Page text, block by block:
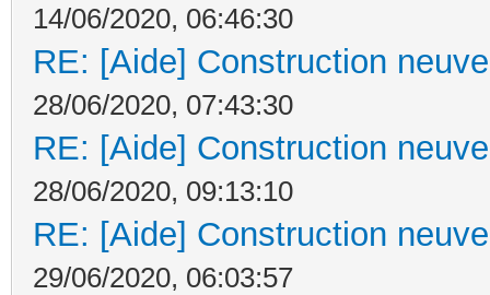
14/06/2020, 06:46:30
RE: [Aide] Construction
28/06/2020, 07:43:30
RE: [Aide] Construction
28/06/2020, 09:13:10
RE: [Aide] Construction
29/06/2020, 06:03:57